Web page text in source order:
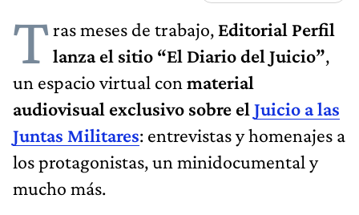
Tras meses de trabajo, Editorial Perfil
lanza el sitio “El Diario del Juicio”,
un espacio virtual con material
audiovisual exclusivo sobre el Juicio a las
Juntas Militares: entrevistas y homenajes a
los protagonistas, un minidocumental y
mucho más.